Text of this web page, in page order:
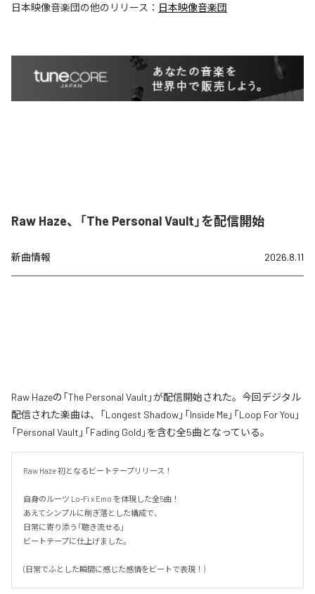
日本映像音楽団の他のリリース： 日本映像音楽団
Raw Haze、「The Personal Vault」を配信開始
新曲情報 2026.8.11
Raw Hazeの「The Personal Vault」が配信開始された。今回デジタル
配信された楽曲は、「Longest Shadow」「Inside Me」「Loop For You」
「Personal Vault」「Fading Gold」を含む全5曲となっている。
Raw Haze 初となるビートテープリリース！
自身のルーツ Lo-Fi x Emo を体現した全5曲！
あえてシンプルに削ぎ落とした構成で、
日常に寄り添う「聴き流せる」
ビートテープに仕上げました。
(日常でふとした瞬間に感じた感情をビートで表現！)